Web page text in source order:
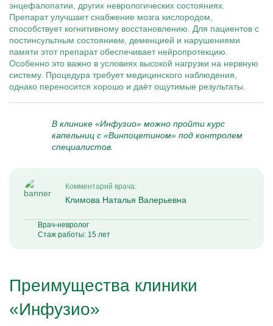
энцефалопатии, других неврологических состояниях.
Препарат улучшает снабжение мозга кислородом,
способствует когнитивному восстановлению. Для пациентов с
постинсультным состоянием, деменцией и нарушениями
памяти этот препарат обеспечивает нейропротекцию.
Особенно это важно в условиях высокой нагрузки на нервную
систему. Процедура требует медицинского наблюдения,
однако переносится хорошо и даёт ощутимые результаты.
В клинике «Инфузио» можно пройти курс
капельниц с «Винпоцетином» под контролем
специалистов.
Комментарий врача:
Климова Наталья Валерьевна
Врач-невролог
Стаж работы: 15 лет
Преимущества клиники
«Инфузио»